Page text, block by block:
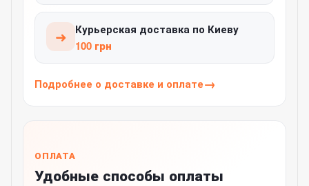
➜
Курьерская доставка по Киеву
100 грн
Подробнее о доставке и оплате
ОПЛАТА
Удобные способы оплаты